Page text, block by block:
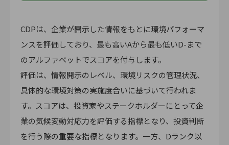
CDPは、企業が開示した情報をもとに環境パフォーマ
ンスを評価しており、最も高いAから最も低いD-まで
のアルファベットでスコアを付与します。
評価は、情報開示のレベル、環境リスクの管理状況、
具体的な環境対策の実施度合いに基づいて行われま
す。スコアは、投資家やステークホルダーにとって企
業の気候変動対応力を評価する指標となり、投資判断
を行う際の重要な指標となります。一方、Dランク以